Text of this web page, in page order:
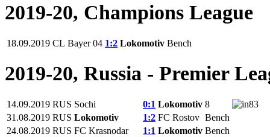
2019-20, Champions League
18.09.2019 CL Bayer 04 1:2 Lokomotiv Bench
2019-20, Russia - Premier
14.09.2019 RUS Sochi 0:1 Lokomotiv 8
83
31.08.2019 RUS Lokomotiv 1:2 FC Rostov Bench
24.08.2019 RUS FC Krasnodar 1:1 Lokomotiv Bench